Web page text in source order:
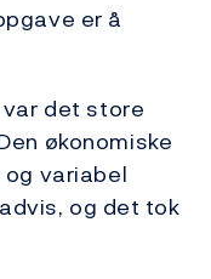
er å
det store
økonomiske
variabel
og det tok